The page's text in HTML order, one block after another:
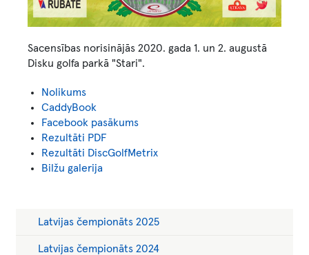
Sacensības norisinājās 2020. gada 1. un 2. augustā
Disku golfa parkā "Stari".
Nolikums
CaddyBook
Facebook pasākums
Rezultāti PDF
Rezultāti DiscGolfMetrix
Bilžu galerija
menuLatvijas čempionāts 2025
Latvijas čempionāts 2024